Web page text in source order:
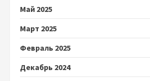
Май 2025
Март 2025
Февраль 2025
Декабрь 2024